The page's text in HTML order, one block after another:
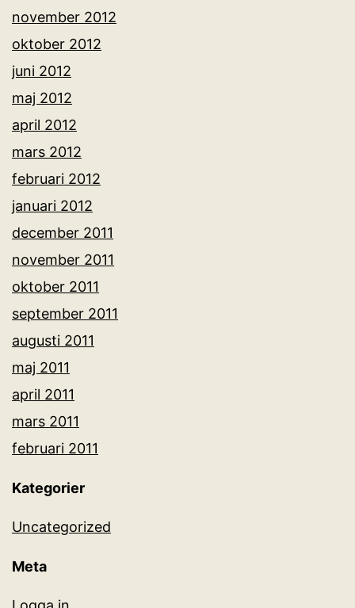
november 2012
oktober 2012
juni 2012
maj 2012
april 2012
mars 2012
februari 2012
januari 2012
december 2011
november 2011
oktober 2011
september 2011
augusti 2011
maj 2011
april 2011
mars 2011
februari 2011
Kategorier
Uncategorized
Meta